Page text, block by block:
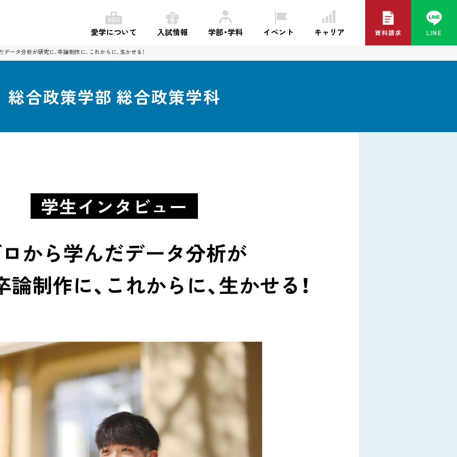
愛学について 入試情報 学部・学科 イベント キャリア 資料請求 LINE
データ分析が研究に、卒論制作に、これからに、生かせる！
総合政策学部 総合政策学科
学生インタビュー
から学んだデータ分析が
論制作に、これからに、生かせる！